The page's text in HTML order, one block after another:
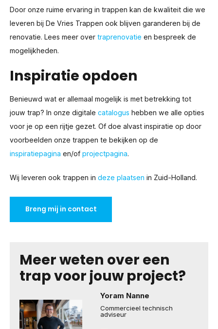
Door onze ruime ervaring in trappen kan de kwaliteit die we
leveren bij De Vries Trappen ook blijven garanderen bij de
renovatie. Lees meer over traprenovatie en bespreek de
mogelijkheden.
Inspiratie opdoen
Benieuwd wat er allemaal mogelijk is met betrekking tot
jouw trap? In onze digitale catalogus hebben we alle opties
voor je op een rijtje gezet. Of doe alvast inspiratie op door
voorbeelden onze trappen te bekijken op de
inspiratiepagina en/of projectpagina.
Wij leveren ook trappen in deze plaatsen in Zuid-Holland.
Breng mij in contact
Meer weten over een
trap voor jouw project?
Yoram Nanne
Commercieel technisch
adviseur